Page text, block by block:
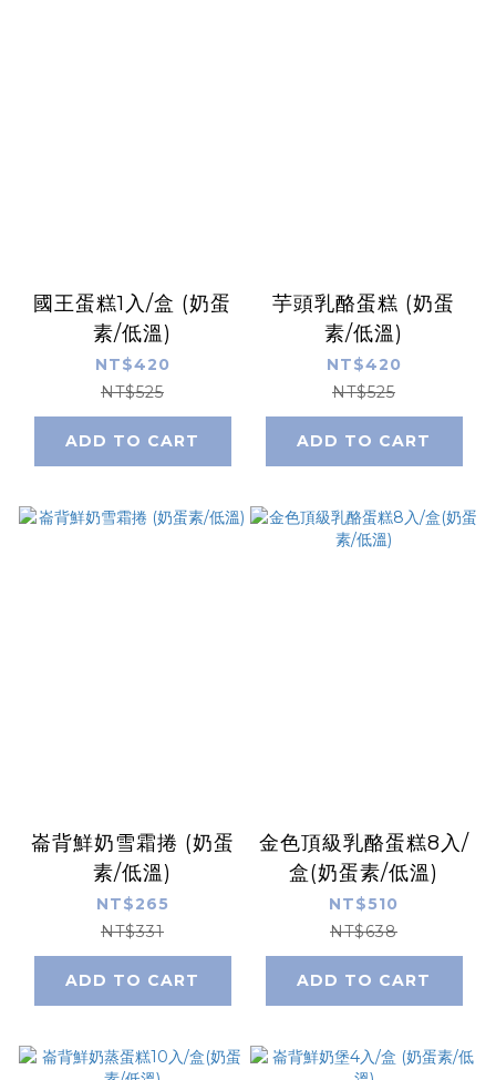
國王蛋糕1入/盒 (奶蛋
素/低溫)
NT$420
NT$525
ADD TO CART
芋頭乳酪蛋糕 (奶蛋
素/低溫)
NT$420
NT$525
ADD TO CART
崙背鮮奶雪霜捲 (奶蛋
素/低溫)
NT$265
NT$331
ADD TO CART
金色頂級乳酪蛋糕8入/
盒(奶蛋素/低溫)
NT$510
NT$638
ADD TO CART